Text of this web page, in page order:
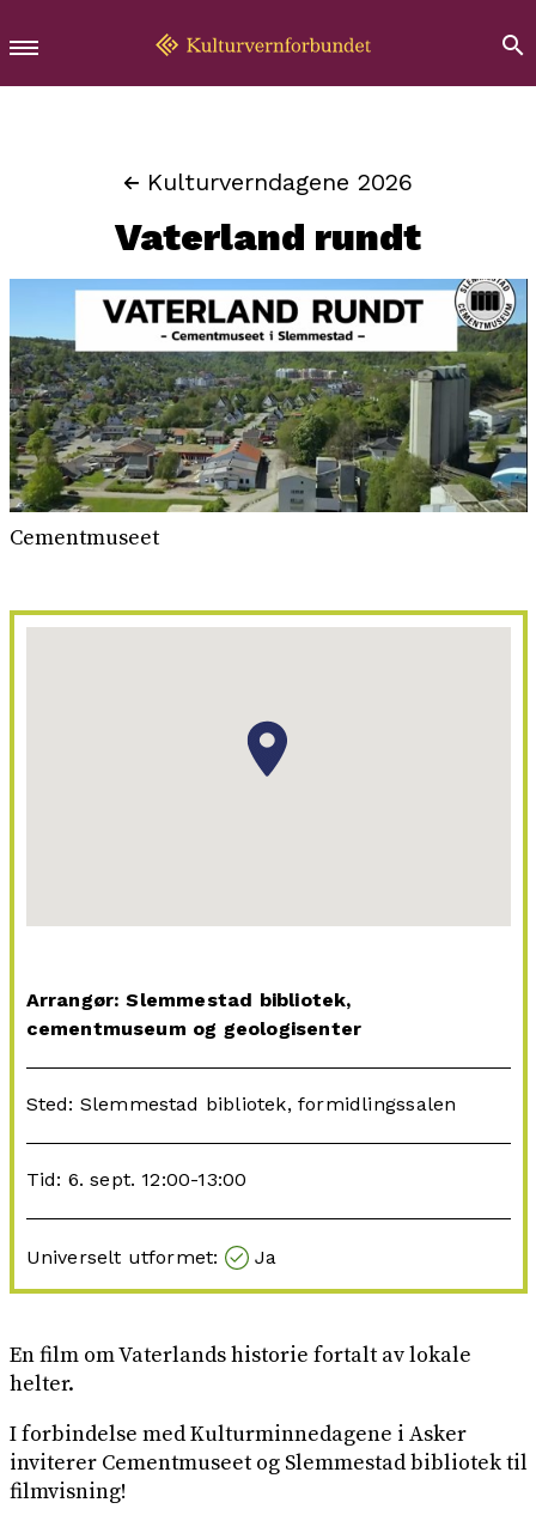
Kulturverndagene 2026
Vaterland rundt
Cementmuseet
Arrangør: Slemmestad bibliotek,
cementmuseum og geologisenter
Sted: Slemmestad bibliotek, formidlingssalen
Tid: 6. sept. 12:00-13:00
Universelt utformet: Ja
En film om Vaterlands historie fortalt av lokale
helter.
I forbindelse med Kulturminnedagene i Asker
inviterer Cementmuseet og Slemmestad bibliotek til
filmvisning!